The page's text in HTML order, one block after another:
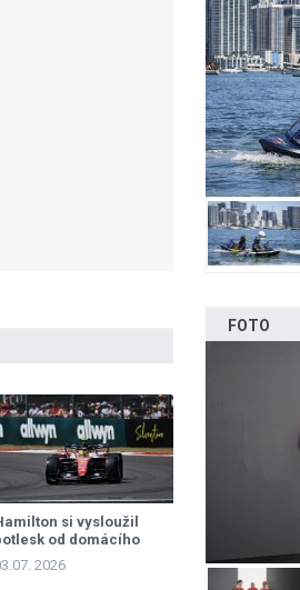
si vysloužil
od domácího
2026
FOTO